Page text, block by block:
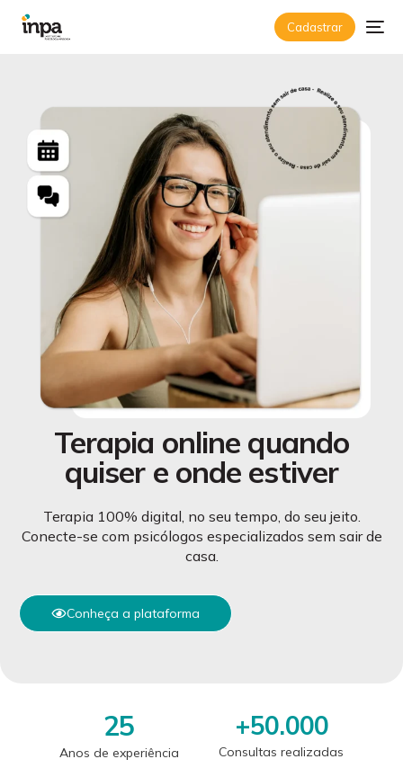
Psicólogo Online eCadastrar
Terapia online quando
quiser e onde estiver
Terapia 100% digital, no seu tempo, do seu jeito.
Conecte-se com psicólogos especializados sem sair de
casa.
Conheça a plataforma
25
Anos de experiência
+50.000
Consultas realizadas